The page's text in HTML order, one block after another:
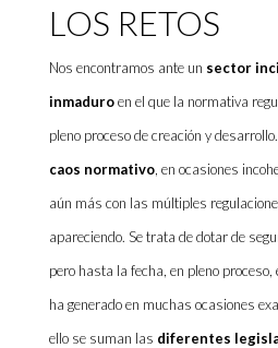
LOS RETOS
Nos encontramos ante un sector
inmaduroen el que la normativa
pleno proceso de creación y
caos normativo, en ocasiones
aún más con las múltiples
apareciendo. Se trata de dotar de
pero hasta la fecha, en pleno
ha generado en muchas ocasiones
ello se suman las diferentes